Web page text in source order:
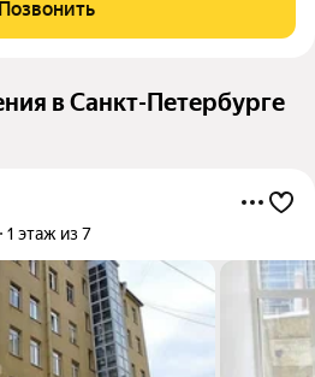
планировки квартир дают
Позвонить
в Санкт-Петербурге
1 этаж из 7